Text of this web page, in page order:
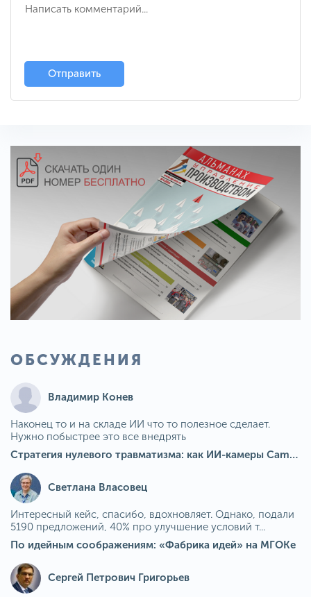
Отправить
ОБСУЖДЕНИЯ
Владимир Конев
Наконец то и на складе ИИ что то полезное сделает.
Нужно побыстрее это все внедрять
Стратегия нулевого травматизма: как ИИ-камеры Camkord снижают риск наезда на пешехода при работе на погрузчике
Светлана Власовец
Интересный кейс, спасибо, вдохновляет. Однако, подали
5190 предложений, 40% про улучшение условий т...
По идейным соображениям: «Фабрика идей» на МГОКе
Сергей Петрович Григорьев